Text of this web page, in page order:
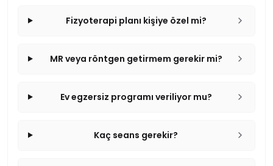
Fizyoterapi planı kişiye özel mi?
MR veya röntgen getirmem gerekir mi?
Ev egzersiz programı veriliyor mu?
Kaç seans gerekir?